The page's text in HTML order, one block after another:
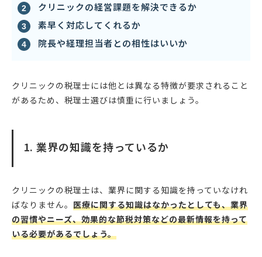
クリニックの経営課題を解決できるか
素早く対応してくれるか
院長や経理担当者との相性はいいか
クリニックの税理士には他とは異なる特徴が要求されること
があるため、税理士選びは慎重に行いましょう。
1. 業界の知識を持っているか
クリニックの税理士は、業界に関する知識を持っていなけれ
ばなりません。 医療に関する知識はなかったとしても、業界
の習慣やニーズ、効果的な節税対策などの最新情報を持って
いる必要があるでしょう。